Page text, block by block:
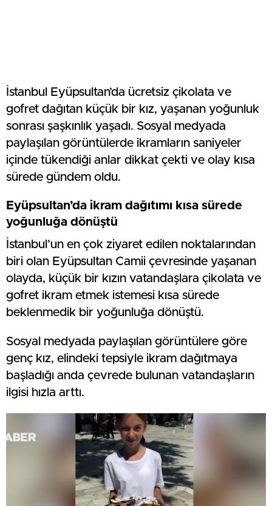
İstanbul Eyüpsultan’da ücretsiz çikolata ve
gofret dağıtan küçük bir kız, yaşanan yoğunluk
sonrası şaşkınlık yaşadı. Sosyal medyada
paylaşılan görüntülerde ikramların saniyeler
içinde tükendiği anlar dikkat çekti ve olay kısa
sürede gündem oldu.
Eyüpsultan’da ikram dağıtımı kısa sürede
yoğunluğa dönüştü
İstanbul’un en çok ziyaret edilen noktalarından
biri olan Eyüpsultan Camii çevresinde yaşanan
olayda, küçük bir kızın vatandaşlara çikolata ve
gofret ikram etmek istemesi kısa sürede
beklenmedik bir yoğunluğa dönüştü.
Sosyal medyada paylaşılan görüntülere göre
genç kız, elindeki tepsiyle ikram dağıtmaya
başladığı anda çevrede bulunan vatandaşların
ilgisi hızla arttı.